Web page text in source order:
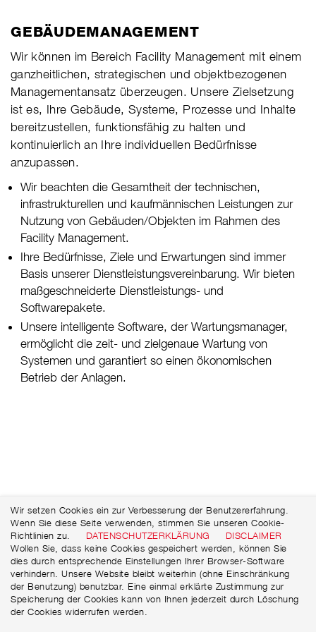
GEBÄUDEMANAGEMENT
Wir können im Bereich Facility Management mit einem
ganzheitlichen, strategischen und objektbezogenen
Managementansatz überzeugen. Unsere Zielsetzung
ist es, Ihre Gebäude, Systeme, Prozesse und Inhalte
bereitzustellen, funktionsfähig zu halten und
kontinuierlich an Ihre individuellen Bedürfnisse
anzupassen.
Wir beachten die Gesamtheit der technischen,
infrastrukturellen und kaufmännischen Leistungen zur
Nutzung von Gebäuden/Objekten im Rahmen des
Facility Management.
Ihre Bedürfnisse, Ziele und Erwartungen sind immer
Basis unserer Dienstleistungsvereinbarung. Wir bieten
maßgeschneiderte Dienstleistungs- und
Softwarepakete.
Unsere intelligente Software, der Wartungsmanager,
ermöglicht die zeit- und zielgenaue Wartung von
Systemen und garantiert so einen ökonomischen
Betrieb der Anlagen.
Wir setzen Cookies ein zur Verbesserung der Benutzererfahrung.
Wenn Sie diese Seite verwenden, stimmen Sie unseren Cookie-
Richtlinien zu.
DATENSCHUTZERKLÄRUNG
DISCLAIMER
Wollen Sie, dass keine Cookies gespeichert werden, können Sie
dies durch entsprechende Einstellungen Ihrer Browser-Software
verhindern. Unsere Website bleibt weiterhin (ohne Einschränkung
der Benutzung) benutzbar. Eine einmal erklärte Zustimmung zur
Speicherung der Cookies kann von Ihnen jederzeit durch Löschung
der Cookies widerrufen werden.